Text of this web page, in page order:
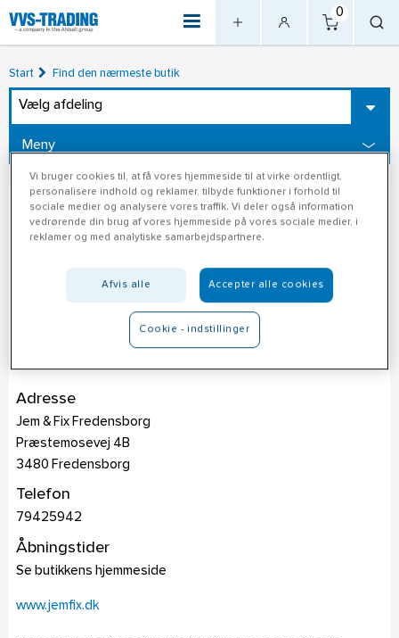
0
Start Find den nærmeste butik
Vælg afdeling
Meny
Adresse
Jem & Fix Fredensborg
Præstemosevej 4B
3480 Fredensborg
Telefon
79425942
Åbningstider
Se butikkens hjemmeside
www.jemfix.dk
Vi bruger cookies til, at få vores hjemmeside til at virke ordentligt,
personalisere indhold og reklamer, tilbyde funktioner i forhold til
sociale medier og analysere vores traffik. Vi deler også information
vedrørende din brug af vores hjemmeside på vores sociale medier, i
reklamer og med analytiske samarbejdspartnere.
Afvis alle Accepter alle cookies
Cookie - indstillinger